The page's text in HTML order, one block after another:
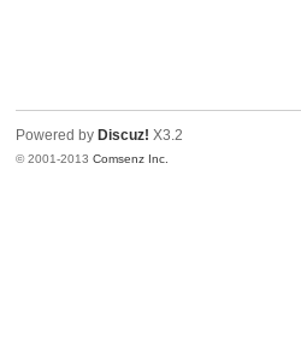
Powered by Discuz! X3.2
© 2001-2013Comsenz Inc.